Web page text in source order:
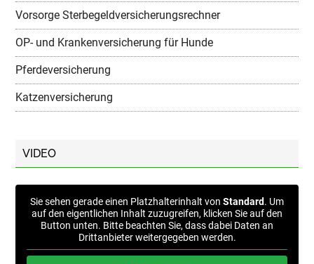
Vorsorge Sterbegeldversicherungsrechner
OP- und Krankenversicherung für Hunde
Pferdeversicherung
Katzenversicherung
VIDEO
Sie sehen gerade einen Platzhalterinhalt von Standard. Um
auf den eigentlichen Inhalt zuzugreifen, klicken Sie auf den
Button unten. Bitte beachten Sie, dass dabei Daten an
Drittanbieter weitergegeben werden.